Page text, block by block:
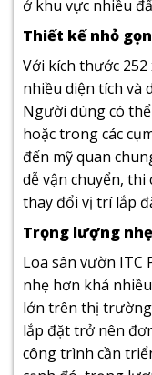
ở khu vực nhiều
Thiết kế nhỏ
Với kích thước 252
nhiều diện tích và
Người dùng có
hoặc trong các
đến mỹ quan
dễ vận chuyển,
thay đổi vị trí lắp
Trọng lượng
Loa sân vườn ITC
nhẹ hơn khá
lớn trên thị
lắp đặt trở nên
công trình cần